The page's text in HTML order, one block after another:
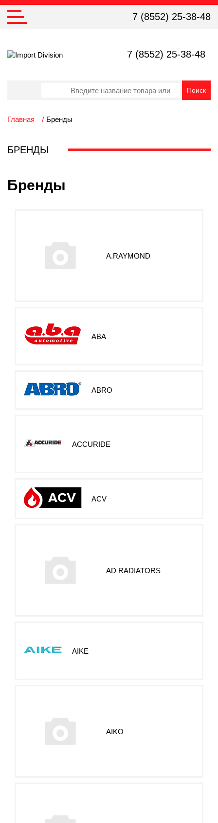
7 (8552) 25-38-48
7 (8552) 25-38-48
Главная Бренды
БРЕНДЫ
Бренды
A.RAYMOND
ABA
ABRO
ACCURIDE
ACV
AD RADIATORS
AIKE
AIKO